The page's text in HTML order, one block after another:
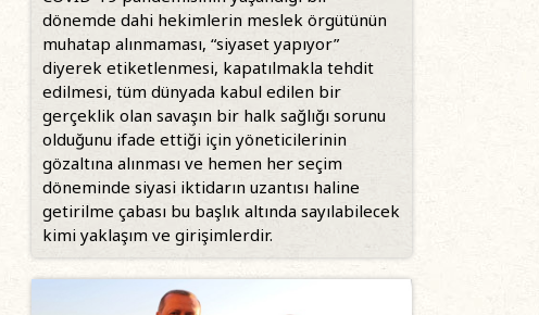
dönemde dahi hekimlerin meslek örgütünün
muhatap alınmaması, “siyaset yapıyor”
diyerek etiketlenmesi, kapatılmakla tehdit
edilmesi, tüm dünyada kabul edilen bir
gerçeklik olan savaşın bir halk sağlığı sorunu
olduğunu ifade ettiği için yöneticilerinin
gözaltına alınması ve hemen her seçim
döneminde siyasi iktidarın uzantısı haline
getirilme çabası bu başlık altında sayılabilecek
kimi yaklaşım ve girişimlerdir.